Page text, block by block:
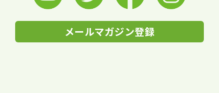
メールマガジン登録